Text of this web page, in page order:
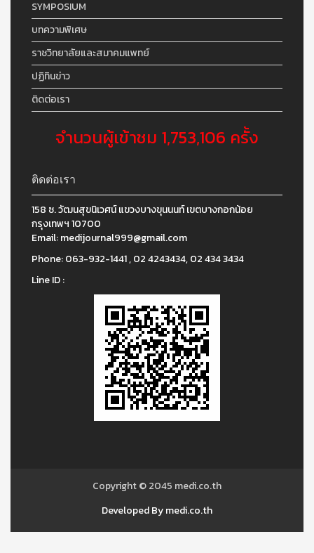
SYMPOSIUM
บทความพิเศษ
ราชวิทยาลัยและสมาคมแพทย์
ปฏิทินข่าว
ติดต่อเรา
จำนวนผู้เข้าชม 1,753,106 ครั้ง
ติดต่อเรา
158 ซ. วัฒนสุขนิเวศน์ แขวงบางขุนนนท์ เขตบางกอกน้อย
กรุงเทพฯ 10700
Email:medijournal999@gmail.com
Phone:063-932-1441 , 02 4243434, 02 434 3434
Line ID :
Copyright © 2045 medi.co.th
Developed By medi.co.th